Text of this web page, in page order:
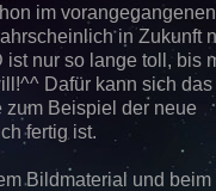
im
in Zukunft
nur so lange toll, bis
Dafür kann sich
Beispiel der neue
fertig ist.
Bildmaterial und beim